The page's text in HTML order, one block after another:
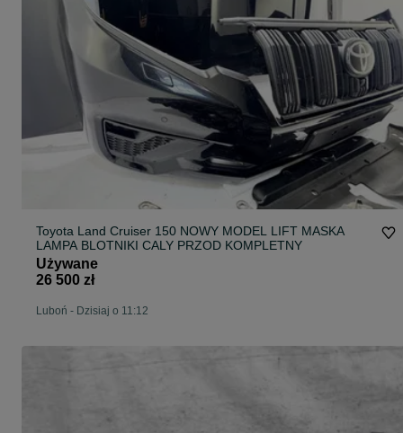
Toyota Land Cruiser 150 NOWY MODEL LIFT MASKA
LAMPA BLOTNIKI CALY PRZOD KOMPLETNY
Używane
26 500 zł
Luboń - Dzisiaj o 11:12